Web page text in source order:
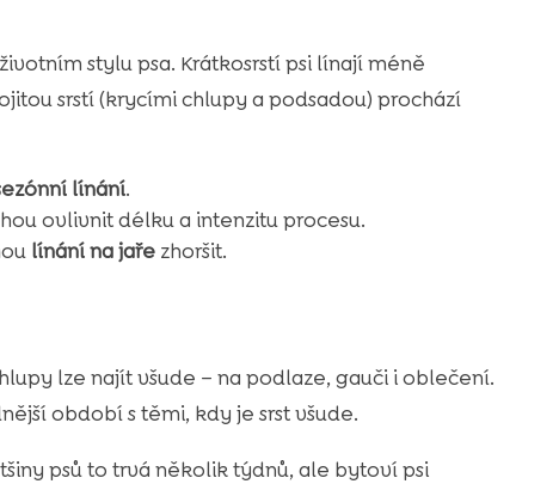
stylu psa. Krátkosrstí psi línají méně
srstí (krycími chlupy a podsadou) prochází
línání.
ovlivnit délku a intenzitu procesu.
línání na jařezhoršit.
lze najít všude – na podlaze, gauči i oblečení.
období s těmi, kdy je srst všude.
psů to trvá několik týdnů, ale bytoví psi